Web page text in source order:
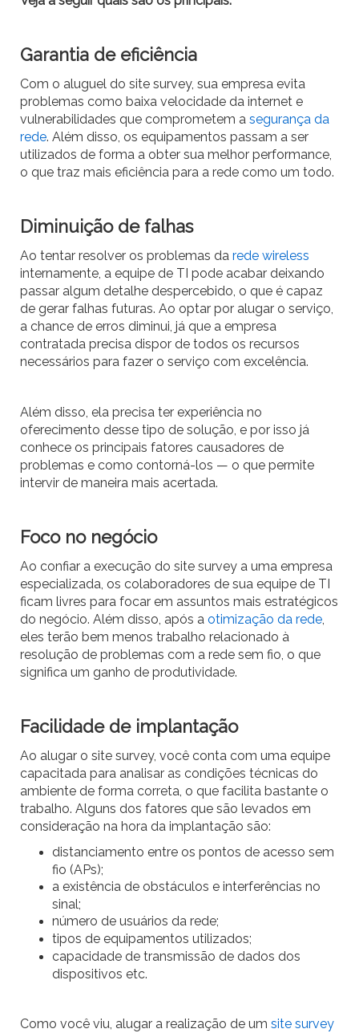
Garantia de eficiência
Com o aluguel do site survey, sua empresa evita
problemas como baixa velocidade da internet e
vulnerabilidades que comprometem a segurança da
rede. Além disso, os equipamentos passam a ser
utilizados de forma a obter sua melhor performance,
o que traz mais eficiência para a rede como um todo.
Diminuição de falhas
Ao tentar resolver os problemas da rede wireless
internamente, a equipe de TI pode acabar deixando
passar algum detalhe despercebido, o que é capaz
de gerar falhas futuras. Ao optar por alugar o serviço,
a chance de erros diminui, já que a empresa
contratada precisa dispor de todos os recursos
necessários para fazer o serviço com excelência.
Além disso, ela precisa ter experiência no
oferecimento desse tipo de solução, e por isso já
conhece os principais fatores causadores de
problemas e como contorná-los — o que permite
intervir de maneira mais acertada.
Foco no negócio
Ao confiar a execução do site survey a uma empresa
especializada, os colaboradores de sua equipe de TI
ficam livres para focar em assuntos mais estratégicos
do negócio. Além disso, após a otimização da rede,
eles terão bem menos trabalho relacionado à
resolução de problemas com a rede sem fio, o que
significa um ganho de produtividade.
Facilidade de implantação
Ao alugar o site survey, você conta com uma equipe
capacitada para analisar as condições técnicas do
ambiente de forma correta, o que facilita bastante o
trabalho. Alguns dos fatores que são levados em
consideração na hora da implantação são:
distanciamento entre os pontos de acesso sem
fio (APs);
a existência de obstáculos e interferências no
sinal;
número de usuários da rede;
tipos de equipamentos utilizados;
capacidade de transmissão de dados dos
dispositivos etc.
Como você viu, alugar a realização de um site survey